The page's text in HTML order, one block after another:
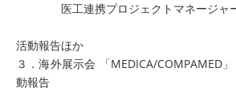
医工連携プロジェクトマネージャ
活動報告ほか
３．海外展示会 「MEDICA/COMPAMED
動報告